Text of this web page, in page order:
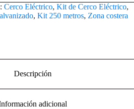
Cerco Eléctrico, Kit de Cerco Eléctrico,
, Kit 250 metros, Zona costera
Descripción
adicional